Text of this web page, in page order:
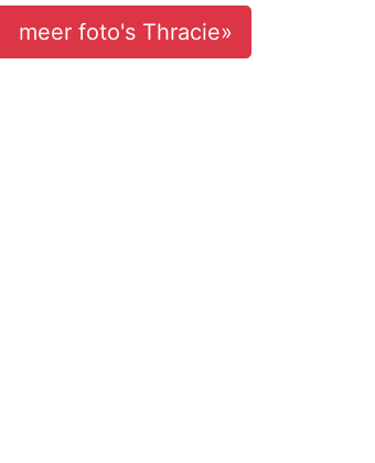
meer foto's Thracie»